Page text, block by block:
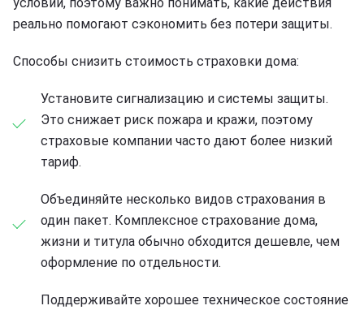
реально помогают сэкономить без потери защиты.
Способы снизить стоимость страховки дома:
Установите сигнализацию и системы защиты.
Это снижает риск пожара и кражи, поэтому
страховые компании часто дают более низкий
тариф.
Объединяйте несколько видов страхования в
один пакет. Комплексное страхование дома,
жизни и титула обычно обходится дешевле, чем
оформление по отдельности.
Поддерживайте хорошее техническое состояние